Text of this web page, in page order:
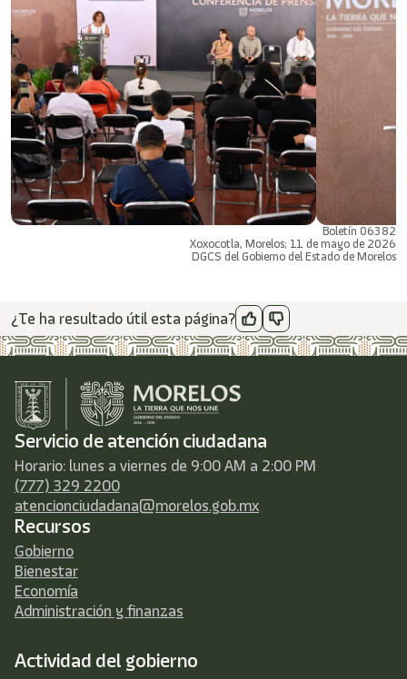
Boletín 06382
Xoxocotla, Morelos; 11 de mayo de 2026
DGCS del Gobierno del Estado de Morelos
¿Te ha resultado útil esta página?
Servicio de atención ciudadana
Horario: lunes a viernes de 9:00 AM a 2:00 PM
(777) 329 2200
atencionciudadana@morelos.gob.mx
Recursos
Gobierno
Bienestar
Economía
Administración y finanzas
Actividad del gobierno